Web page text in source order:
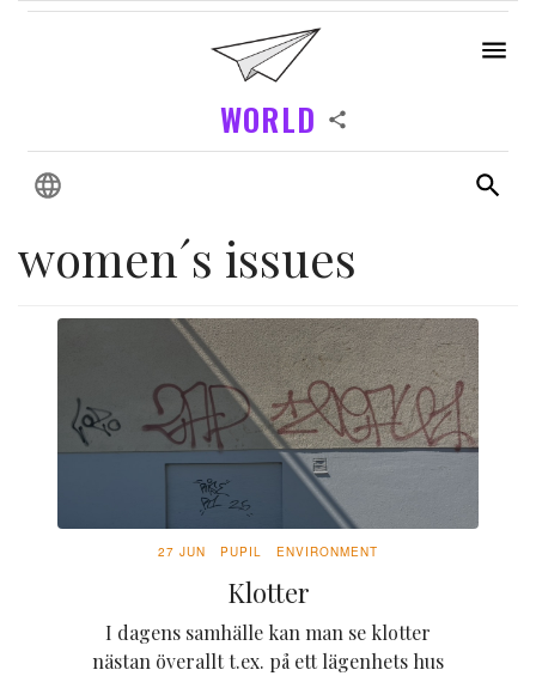
WORLD
women´s issues
27 JUN PUPIL ENVIRONMENT
Klotter
I dagens samhälle kan man se klotter
nästan överallt t.ex. på ett lägenhets hus